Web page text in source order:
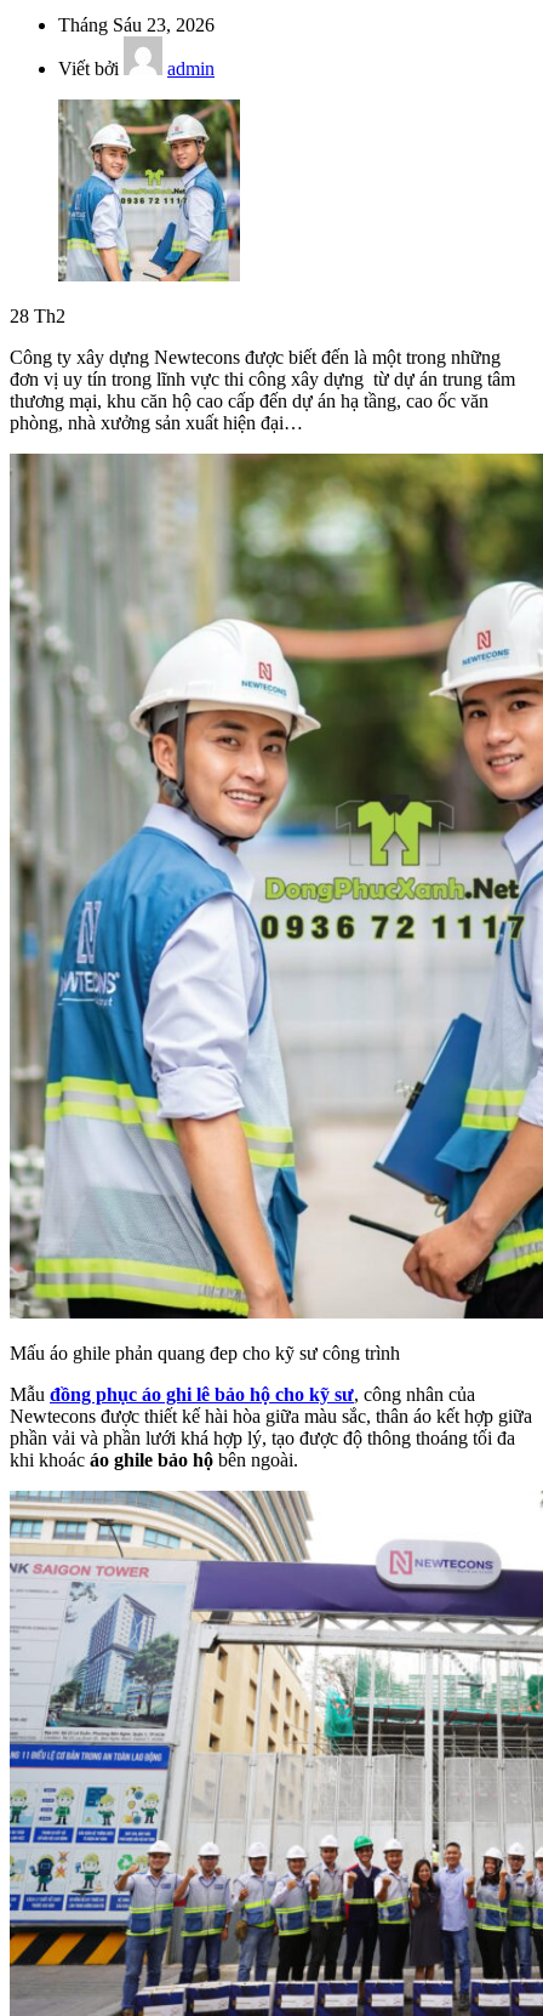
Tháng Sáu 23, 2026
Viết bởi admin
28 Th2
Công ty xây dựng Newtecons được biết đến là một trong những
đơn vị uy tín trong lĩnh vực thi công xây dựng từ dự án trung tâm
thương mại, khu căn hộ cao cấp đến dự án hạ tầng, cao ốc văn
phòng, nhà xưởng sản xuất hiện đại…
Mấu áo ghile phản quang đep cho kỹ sư công trình
Mẫu đồng phục áo ghi lê bảo hộ cho kỹ sư, công nhân của
Newtecons được thiết kế hài hòa giữa màu sắc, thân áo kết hợp giữa
phần vải và phần lưới khá hợp lý, tạo được độ thông thoáng tối đa
khi khoác áo ghile bảo hộ bên ngoài.